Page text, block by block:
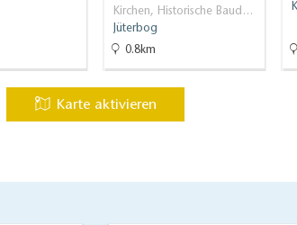
Kirchen, Historische Baud…
Jüterbog
0.8km
Karte aktivieren